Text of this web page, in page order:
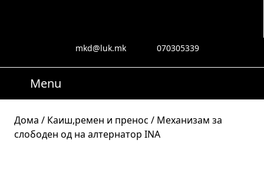
mkd@luk.mk mkd@luk.mk070305339
Menu
Дома / Каиш,ремен и пренос / Механизам за
слободен од на алтернатор INA